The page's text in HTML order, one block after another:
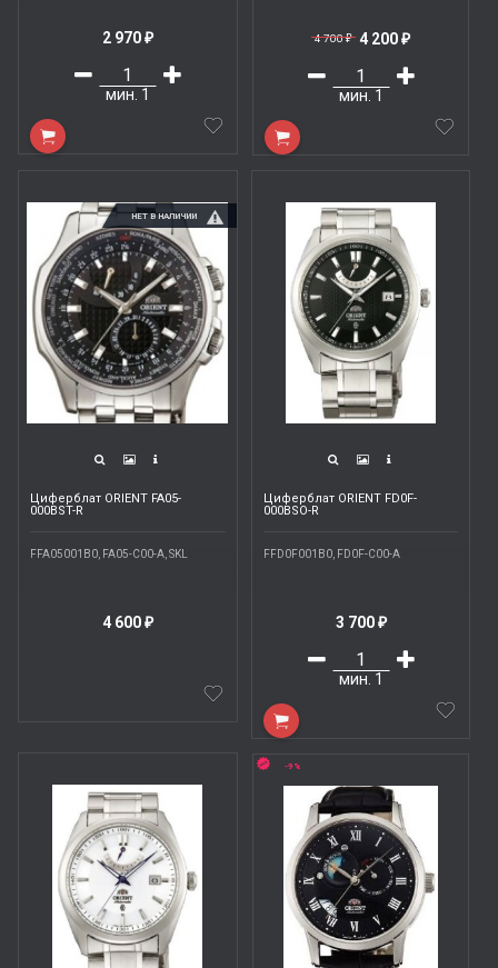
2 970 ₽
мин. 1
4 700₽ 4 200₽
мин. 1
НЕТ В НАЛИЧИИ
Циферблат ORIENT FA05-
000BST-R
FFA05001B0, FA05-C00-A, SKL
4 600 ₽
Циферблат ORIENT FD0F-
000BSO-R
FFD0F001B0, FD0F-C00-A
3 700 ₽
мин. 1
-9%